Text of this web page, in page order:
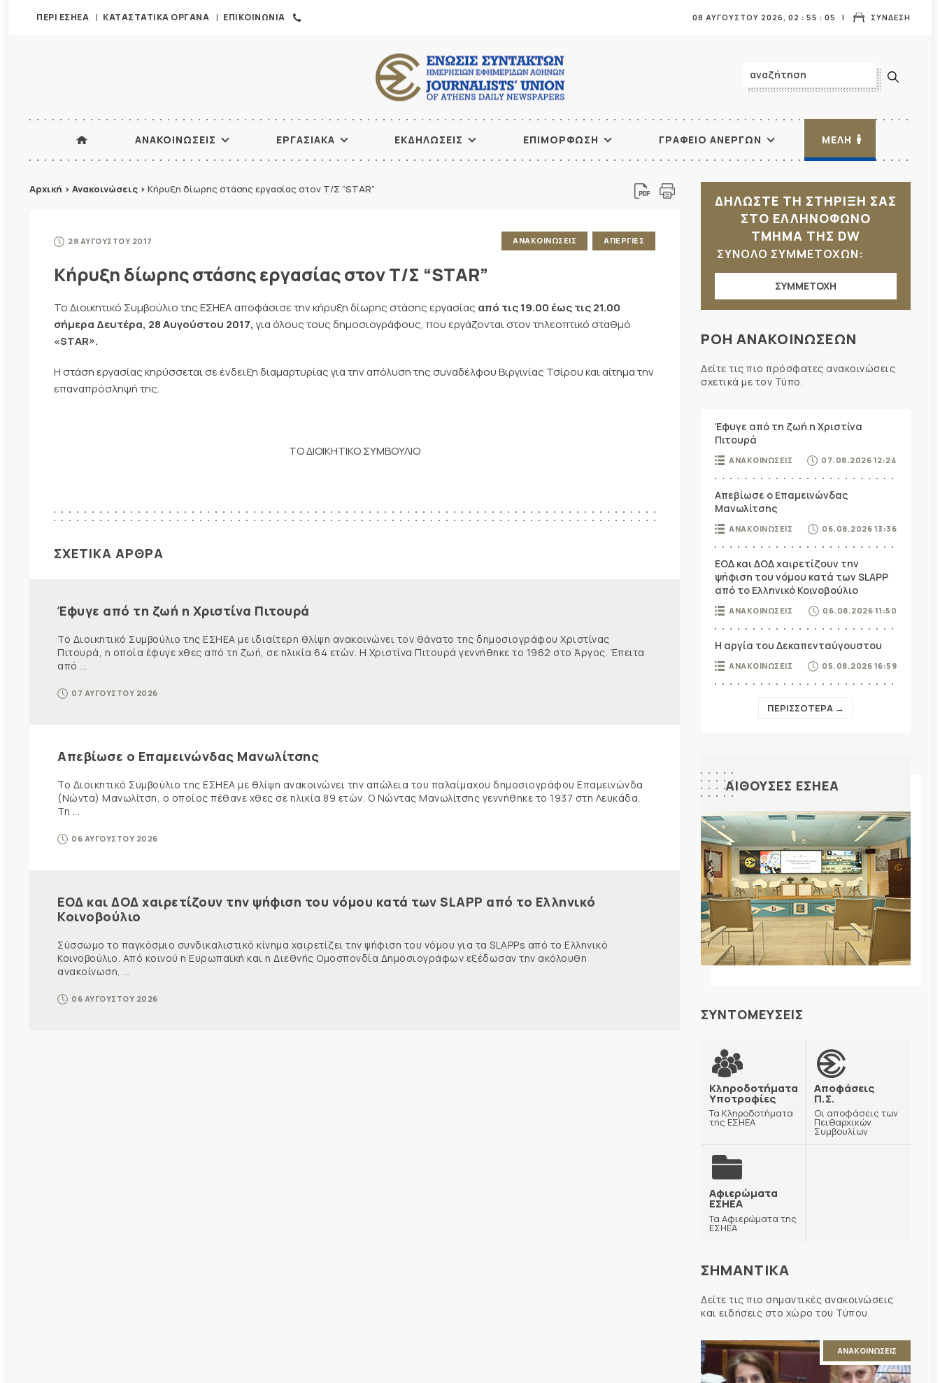
ΠΕΡΙ ΕΣΗΕΑ ΚΑΤΑΣΤΑΤΙΚΑ ΟΡΓΑΝΑ ΕΠΙΚΟΙΝΩΝΙΑ ΣΥΝΔΕΣΗ
08 ΑΥΓΟΥΣΤΟΥ 2026, 02 : 55 : 07
ΑΝΑΚΟΙΝΩΣΕΙΣ ΕΡΓΑΣΙΑΚΑ ΕΚΔΗΛΩΣΕΙΣ ΕΠΙΜΟΡΦΩΣΗ ΓΡΑΦΕΙΟ ΑΝΕΡΓΩΝ ΜΕΛΗ
Αρχική > Ανακοινώσεις > Κήρυξη δίωρης στάσης εργασίας στον Τ/Σ “STAR”
28 ΑΥΓΟΥΣΤΟΥ 2017 ΑΝΑΚΟΙΝΩΣΕΙΣ ΑΠΕΡΓΙΕΣ
Κήρυξη δίωρης στάσης εργασίας στον Τ/Σ “STAR”
Το Διοικητικό Συμβούλιο της ΕΣΗΕΑ αποφάσισε την κήρυξη δίωρης στάσης εργασίας από τις 19.00 έως τις 21.00
σήμερα Δευτέρα, 28 Αυγούστου 2017, για όλους τους δημοσιογράφους, που εργάζονται στον τηλεοπτικό σταθμό
«STAR».
Η στάση εργασίας κηρύσσεται σε ένδειξη διαμαρτυρίας για την απόλυση της συναδέλφου Βιργινίας Τσίρου και αίτημα την
επαναπρόσληψή της.
ΤΟ ΔΙΟΙΚΗΤΙΚΟ ΣΥΜΒΟΥΛΙΟ
ΣΧΕΤΙΚΑ ΑΡΘΡΑ
Έφυγε από τη ζωή η Χριστίνα Πιτουρά
Το Διοικητικό Συμβούλιο της ΕΣΗΕΑ με ιδιαίτερη θλίψη ανακοινώνει τον θάνατο της δημοσιογράφου Χριστίνας
Πιτουρά, η οποία έφυγε χθες από τη ζωή, σε ηλικία 64 ετών. Η Χριστίνα Πιτουρά γεννήθηκε το 1962 στο Άργος. Έπειτα
από ...
07 ΑΥΓΟΥΣΤΟΥ 2026
Απεβίωσε ο Επαμεινώνδας Μανωλίτσης
Το Διοικητικό Συμβούλιο της ΕΣΗΕΑ με θλίψη ανακοινώνει την απώλεια του παλαίμαχου δημοσιογράφου Επαμεινώνδα
(Νώντα) Μανωλίτση, ο οποίος πέθανε χθες σε ηλικία 89 ετών. Ο Νώντας Μανωλίτσης γεννήθηκε το 1937 στη Λευκάδα.
Τη ...
06 ΑΥΓΟΥΣΤΟΥ 2026
ΕΟΔ και ΔΟΔ χαιρετίζουν την ψήφιση του νόμου κατά των SLAPP από το Ελληνικό
Κοινοβούλιο
Σύσσωμο το παγκόσμιο συνδικαλιστικό κίνημα χαιρετίζει την ψήφιση του νόμου για τα SLAPPs από το Ελληνικό
Κοινοβούλιο. Από κοινού η Ευρωπαϊκή και η Διεθνής Ομοσπονδία Δημοσιογράφων εξέδωσαν την ακόλουθη
ανακοίνωση, ...
06 ΑΥΓΟΥΣΤΟΥ 2026
ΔΗΛΩΣΤΕ ΤΗ ΣΤΗΡΙΞΗ ΣΑΣ
ΣΤΟ ΕΛΛΗΝΟΦΩΝΟ
ΤΜΗΜΑ ΤΗΣ DW
ΣΥΝΟΛΟ ΣΥΜΜΕΤΟΧΩΝ:
ΣΥΜΜΕΤΟΧΗ
ΡΟΗ ΑΝΑΚΟΙΝΩΣΕΩΝ
Δείτε τις πιο πρόσφατες ανακοινώσεις
σχετικά με τον Τύπο.
Έφυγε από τη ζωή η Χριστίνα
Πιτουρά
ΑΝΑΚΟΙΝΩΣΕΙΣ 07.08.2026 12:24
Απεβίωσε ο Επαμεινώνδας
Μανωλίτσης
ΑΝΑΚΟΙΝΩΣΕΙΣ 06.08.2026 13:36
ΕΟΔ και ΔΟΔ χαιρετίζουν την
ψήφιση του νόμου κατά των SLAPP
από το Ελληνικό Κοινοβούλιο
ΑΝΑΚΟΙΝΩΣΕΙΣ 06.08.2026 11:50
Η αργία του Δεκαπενταύγουστου
ΑΝΑΚΟΙΝΩΣΕΙΣ 05.08.2026 16:59
ΠΕΡΙΣΣΟΤΕΡΑ →
ΑΙΘΟΥΣΕΣ ΕΣΗΕΑ
ΣΥΝΤΟΜΕΥΣΕΙΣ
Κληροδοτήματα
Υποτροφίες
Τα Κληροδοτήματα
της ΕΣΗΕΑ
Αποφάσεις
Π.Σ.
Οι αποφάσεις των
Πειθαρχικών
Συμβουλίων
Αφιερώματα
ΕΣΗΕΑ
Τα Αφιερώματα της
ΕΣΗΕΑ
ΣΗΜΑΝΤΙΚΑ
Δείτε τις πιο σημαντικές ανακοινώσεις
και ειδήσεις στο χώρο του Τύπου.
ΑΝΑΚΟΙΝΩΣΕΙΣ